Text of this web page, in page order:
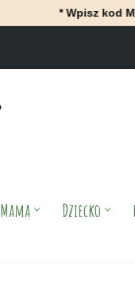
* Wpisz kod MAJ i
Mama Dziecko